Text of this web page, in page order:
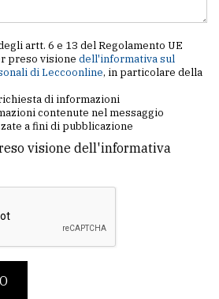
artt. 6 e 13 del Regolamento UE
preso visione dell'informativa sul
di Leccoonline, in particolare della
di informazioni
contenute nel messaggio
a fini di pubblicazione
visione dell'informativa